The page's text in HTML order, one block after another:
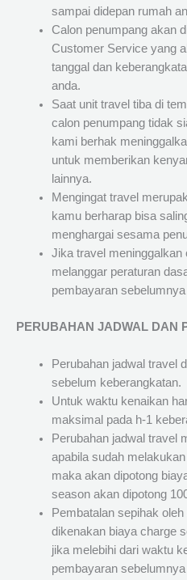
sampai didepan rumah
Calon penumpang akan
Customer Service yang
tanggal dan
anda.
Saat unit travel tiba di
calon penumpang tidak
kami berhak
untuk memberikan
lainnya.
Mengingat travel
kamu berharap bisa
menghargai sesama
Jika travel meninggalkan
melanggar peraturan
pembayaran
PERUBAHAN JADWAL DAN
Perubahan jadwal travel
sebelum keberangkatan.
Untuk waktu kenaikan
maksimal pada h-1
Perubahan jadwal travel
apabila sudah
maka akan dipotong
season akan dipotong
Pembatalan sepihak
dikenakan biaya charge
jika melebihi dari waktu
pembayaran